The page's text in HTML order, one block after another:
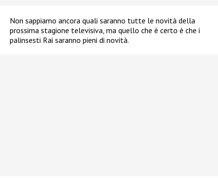
Non sappiamo ancora quali saranno tutte le novità della
prossima stagione televisiva, ma quello che è certo è che i
palinsesti Rai saranno pieni di novità.